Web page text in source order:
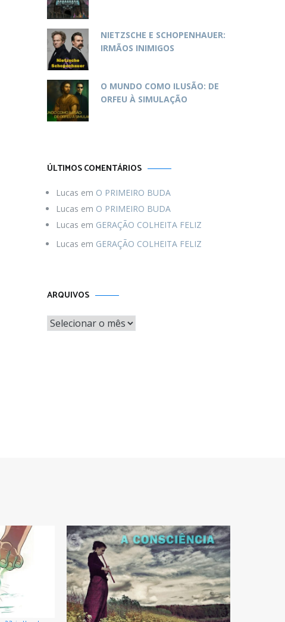
NIETZSCHE E SCHOPENHAUER:
IRMÃOS INIMIGOS
O MUNDO COMO ILUSÃO: DE
ORFEU À SIMULAÇÃO
ÚLTIMOS COMENTÁRIOS
Lucas em O PRIMEIRO BUDA
Lucas em O PRIMEIRO BUDA
Lucas em GERAÇÃO COLHEITA FELIZ
Lucas em GERAÇÃO COLHEITA FELIZ
ARQUIVOS Arquivos